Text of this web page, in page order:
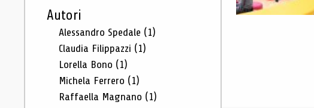
Autori
Alessandro Spedale (1)
Claudia Filippazzi (1)
Lorella Bono (1)
Michela Ferrero (1)
Raffaella Magnano (1)